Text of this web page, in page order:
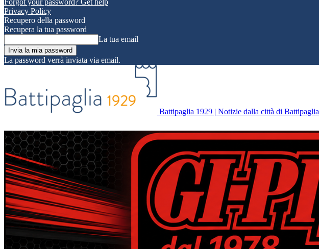
Forgot your password? Get help
Privacy Policy
Recupero della password
Recupera la tua password
La tua email
La password verrà inviata via email.
Battipaglia 1929 | Notizie dalla città di Battipaglia